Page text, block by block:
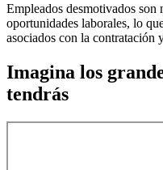
Empleados desmotivados son
oportunidades laborales, lo
asociados con la contratación
Imagina los
tendrás